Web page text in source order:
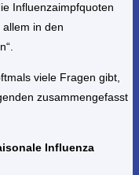
Influenzaimpfquoten
in den
viele Fragen gibt,
zusammengefasst
Influenza